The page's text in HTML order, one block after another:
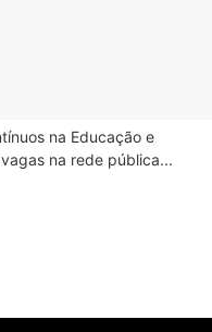
na Educação e
na rede pública...